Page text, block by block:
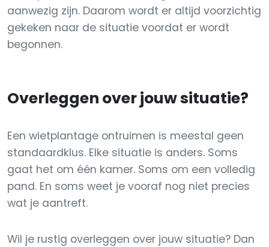
aanwezig zijn. Daarom wordt er altijd voorzichtig
gekeken naar de situatie voordat er wordt
begonnen.
Overleggen over jouw situatie?
Een wietplantage ontruimen is meestal geen
standaardklus. Elke situatie is anders. Soms
gaat het om één kamer. Soms om een volledig
pand. En soms weet je vooraf nog niet precies
wat je aantreft.
Wil je rustig overleggen over jouw situatie? Dan